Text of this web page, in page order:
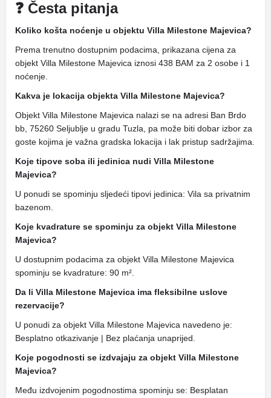
❓ Česta pitanja
Koliko košta noćenje u objektu Villa Milestone Majevica?
Prema trenutno dostupnim podacima, prikazana cijena za
objekt Villa Milestone Majevica iznosi 438 BAM za 2 osobe i 1
noćenje.
Kakva je lokacija objekta Villa Milestone Majevica?
Objekt Villa Milestone Majevica nalazi se na adresi Ban Brdo
bb, 75260 Seljublje u gradu Tuzla, pa može biti dobar izbor za
goste kojima je važna gradska lokacija i lak pristup sadržajima.
Koje tipove soba ili jedinica nudi Villa Milestone
Majevica?
U ponudi se spominju sljedeći tipovi jedinica: Vila sa privatnim
bazenom.
Koje kvadrature se spominju za objekt Villa Milestone
Majevica?
U dostupnim podacima za objekt Villa Milestone Majevica
spominju se kvadrature: 90 m².
Da li Villa Milestone Majevica ima fleksibilne uslove
rezervacije?
U ponudi za objekt Villa Milestone Majevica navedeno je:
Besplatno otkazivanje | Bez plaćanja unaprijed.
Koje pogodnosti se izdvajaju za objekt Villa Milestone
Majevica?
Među izdvojenim pogodnostima spominju se: Besplatan